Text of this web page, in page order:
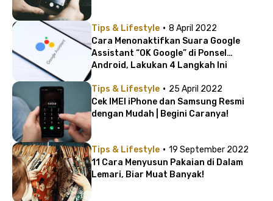
Tips & Lifestyle · 8 April 2022
Cara Menonaktifkan Suara Google
Assistant “OK Google” di Ponsel
Android, Lakukan 4 Langkah Ini
Tips & Lifestyle · 25 April 2022
Cek IMEI iPhone dan Samsung Resmi
dengan Mudah | Begini Caranya!
Tips & Lifestyle · 19 September 2022
11 Cara Menyusun Pakaian di Dalam
Lemari, Biar Muat Banyak!